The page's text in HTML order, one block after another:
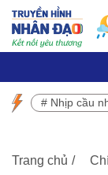
SỰ KIỆN NỔI
# Nhịp cầu
Trang chủ